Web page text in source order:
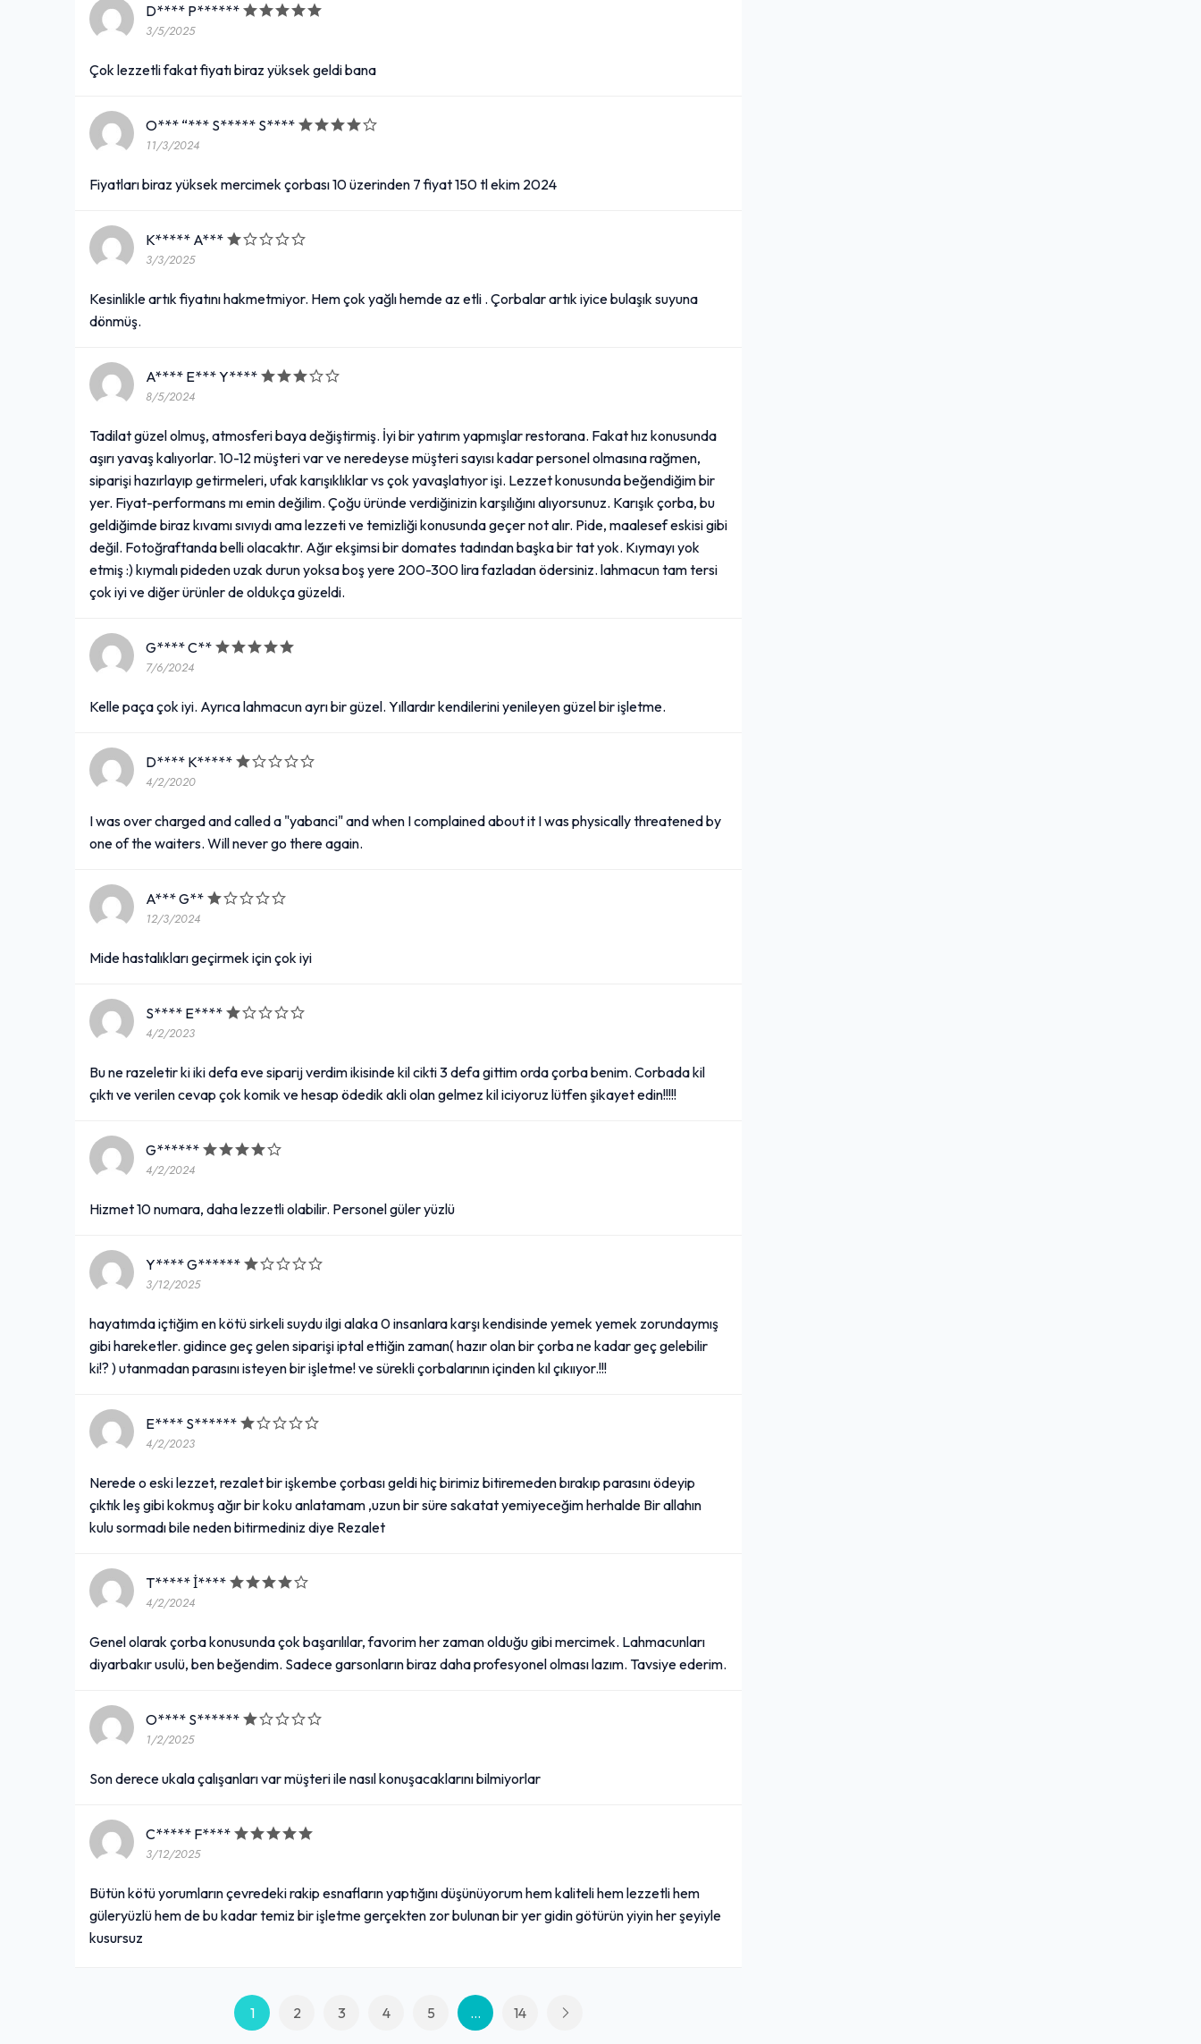
D**** P******
3/5/2025
Çok lezzetli fakat fiyatı biraz yüksek geldi bana
O*** “*** S***** S****
11/3/2024
Fiyatları biraz yüksek mercimek çorbası 10 üzerinden 7 fiyat 150 tl ekim 2024
K***** A***
3/3/2025
Kesinlikle artık fiyatını hakmetmiyor. Hem çok yağlı hemde az etli . Çorbalar artık iyice bulaşık suyuna
dönmüş.
A**** E*** Y****
8/5/2024
Tadilat güzel olmuş, atmosferi baya değiştirmiş. İyi bir yatırım yapmışlar restorana. Fakat hız konusunda
aşırı yavaş kalıyorlar. 10-12 müşteri var ve neredeyse müşteri sayısı kadar personel olmasına rağmen,
siparişi hazırlayıp getirmeleri, ufak karışıklıklar vs çok yavaşlatıyor işi. Lezzet konusunda beğendiğim bir
yer. Fiyat-performans mı emin değilim. Çoğu üründe verdiğinizin karşılığını alıyorsunuz. Karışık çorba, bu
geldiğimde biraz kıvamı sıvıydı ama lezzeti ve temizliği konusunda geçer not alır. Pide, maalesef eskisi gibi
değil. Fotoğraftanda belli olacaktır. Ağır ekşimsi bir domates tadından başka bir tat yok. Kıymayı yok
etmiş :) kıymalı pideden uzak durun yoksa boş yere 200-300 lira fazladan ödersiniz. lahmacun tam tersi
çok iyi ve diğer ürünler de oldukça güzeldi.
G**** C**
7/6/2024
Kelle paça çok iyi. Ayrıca lahmacun ayrı bir güzel. Yıllardır kendilerini yenileyen güzel bir işletme.
D**** K*****
4/2/2020
I was over charged and called a "yabanci" and when I complained about it I was physically threatened by
one of the waiters. Will never go there again.
A*** G**
12/3/2024
Mide hastalıkları geçirmek için çok iyi
S**** E****
4/2/2023
Bu ne razeletir ki iki defa eve siparij verdim ikisinde kil cikti 3 defa gittim orda çorba benim. Corbada kil
çıktı ve verilen cevap çok komik ve hesap ödedik akli olan gelmez kil iciyoruz lütfen şikayet edin!!!!!
G******
4/2/2024
Hizmet 10 numara, daha lezzetli olabilir. Personel güler yüzlü
Y**** G******
3/12/2025
hayatımda içtiğim en kötü sirkeli suydu ilgi alaka 0 insanlara karşı kendisinde yemek yemek zorundaymış
gibi hareketler. gidince geç gelen siparişi iptal ettiğin zaman( hazır olan bir çorba ne kadar geç gelebilir
ki!? ) utanmadan parasını isteyen bir işletme! ve sürekli çorbalarının içinden kıl çıkııyor.!!!
E**** S******
4/2/2023
Nerede o eski lezzet, rezalet bir işkembe çorbası geldi hiç birimiz bitiremeden bırakıp parasını ödeyip
çıktık leş gibi kokmuş ağır bir koku anlatamam ,uzun bir süre sakatat yemiyeceğim herhalde Bir allahın
kulu sormadı bile neden bitirmediniz diye Rezalet
T***** İ****
4/2/2024
Genel olarak çorba konusunda çok başarılılar, favorim her zaman olduğu gibi mercimek. Lahmacunları
diyarbakır usulü, ben beğendim. Sadece garsonların biraz daha profesyonel olması lazım. Tavsiye ederim.
O**** S******
1/2/2025
Son derece ukala çalışanları var müşteri ile nasıl konuşacaklarını bilmiyorlar
C***** F****
3/12/2025
Bütün kötü yorumların çevredeki rakip esnafların yaptığını düşünüyorum hem kaliteli hem lezzetli hem
güleryüzlü hem de bu kadar temiz bir işletme gerçekten zor bulunan bir yer gidin götürün yiyin her şeyiyle
kusursuz
1 2 3 4 5 ... 14